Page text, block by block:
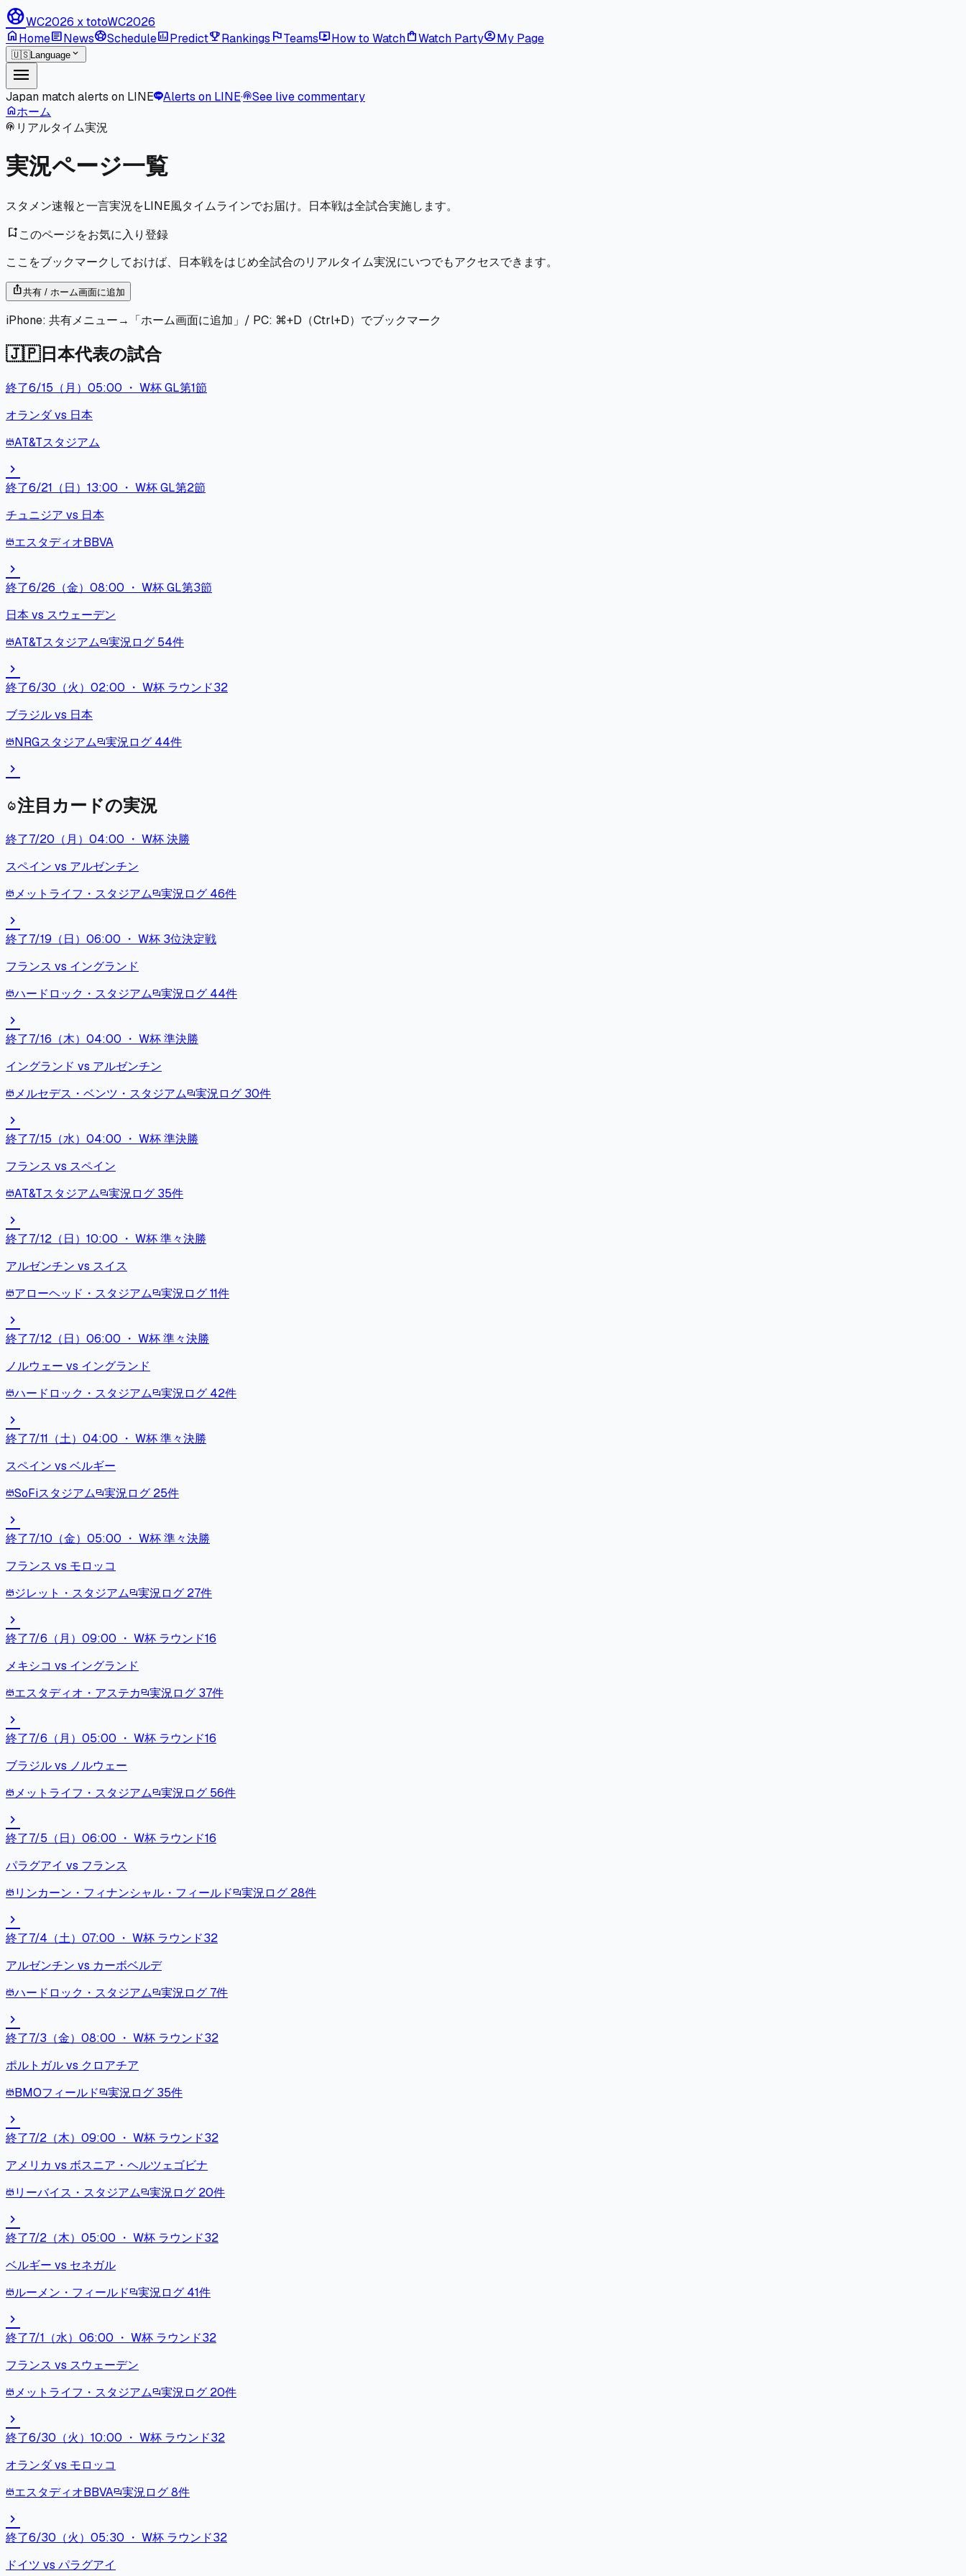
sports_soccerWC2026 x totoWC2026
homeHomearticleNewssports_soccerSchedulepollPredictemoji_eventsRankings flagTeamslive_tvHow to Watchshopping_bagWatch Partyaccount_circleMy Page
🇺🇸Language expand_more
menu
Japan match alerts on LINE Alerts on LINE·podcastsSee live commentary
homeホーム
podcasts リアルタイム実況
実況ページ一覧
スタメン速報と一言実況をLINE風タイムラインでお届け。日本戦は全試合実施します。
bookmark_addこのページをお気に入り登録
ここをブックマークしておけば、日本戦をはじめ全試合のリアルタイム実況にいつでもアクセスできます。
ios_share共有 / ホーム画面に追加
iPhone: 共有メニュー→「ホーム画面に追加」/ PC: ⌘+D（Ctrl+D）でブックマーク
🇯🇵日本代表の試合
終了6/15（月）05:00 ・ W杯 GL第1節
オランダvs 日本
stadiumAT&Tスタジアム
chevron_right
終了6/21（日）13:00 ・ W杯 GL第2節
チュニジア vs 日本
stadiumエスタディオBBVA
chevron_right
終了6/26（金）08:00 ・ W杯 GL第3節
日本vs スウェーデン
stadiumAT&Tスタジアムforum実況ログ 54件
chevron_right
終了6/30（火）02:00 ・ W杯 ラウンド32
ブラジルvs 日本
stadiumNRGスタジアムforum実況ログ 44件
chevron_right
local_fire_department注目カードの実況
終了7/20（月）04:00 ・ W杯 決勝
スペイン vs アルゼンチン
stadium メットライフ・スタジアムforum実況ログ 46件
chevron_right
終了7/19（日）06:00 ・ W杯 3位決定戦
フランス vs イングランド
stadiumハードロック・スタジアムforum実況ログ 44件
chevron_right
終了7/16（木）04:00 ・ W杯 準決勝
イングランド vs アルゼンチン
stadium メルセデス・ベンツ・スタジアムforum実況ログ 30件
chevron_right
終了7/15（水）04:00 ・ W杯 準決勝
フランス vs スペイン
stadiumAT&Tスタジアムforum実況ログ 35件
chevron_right
終了7/12（日）10:00 ・ W杯 準々決勝
アルゼンチン vs スイス
stadiumアローヘッド・スタジアムforum実況ログ11件
chevron_right
終了7/12（日）06:00 ・ W杯 準々決勝
ノルウェー vs イングランド
stadiumハードロック・スタジアムforum実況ログ 42件
chevron_right
終了7/11（土）04:00 ・ W杯 準々決勝
スペイン vs ベルギー
stadiumSoFiスタジアムforum実況ログ 25件
chevron_right
終了7/10（金）05:00 ・ W杯 準々決勝
フランス vs モロッコ
stadium ジレット・スタジアムforum実況ログ 27件
chevron_right
終了7/6（月）09:00 ・ W杯 ラウンド16
メキシコ vs イングランド
stadiumエスタディオ・アステカforum実況ログ 37件
chevron_right
終了7/6（月）05:00 ・ W杯 ラウンド16
ブラジルvs ノルウェー
stadium メットライフ・スタジアムforum実況ログ 56件
chevron_right
終了7/5（日）06:00 ・ W杯 ラウンド16
パラグアイ vs フランス
stadium リンカーン・フィナンシャル・フィールドforum実況ログ 28件
chevron_right
終了7/4（土）07:00 ・ W杯 ラウンド32
アルゼンチン vs カーボベルデ
stadiumハードロック・スタジアムforum実況ログ 7件
chevron_right
終了7/3（金）08:00 ・ W杯 ラウンド32
ポルトガルvs クロアチア
stadiumBMOフィールドforum実況ログ 35件
chevron_right
終了7/2（木）09:00 ・ W杯 ラウンド32
アメリカ vs ボスニア・ヘルツェゴビナ
stadium リーバイス・スタジアムforum実況ログ 20件
chevron_right
終了7/2（木）05:00 ・ W杯 ラウンド32
ベルギー vs セネガル
stadiumルーメン・フィールドforum実況ログ 41件
chevron_right
終了7/1（水）06:00 ・ W杯 ラウンド32
フランス vs スウェーデン
stadium メットライフ・スタジアムforum実況ログ 20件
chevron_right
終了6/30（火）10:00 ・ W杯 ラウンド32
オランダvs モロッコ
stadiumエスタディオBBVAforum実況ログ8件
chevron_right
終了6/30（火）05:30 ・ W杯 ラウンド32
ドイツ vs パラグアイ